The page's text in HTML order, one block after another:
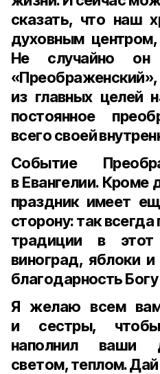
сказать, что наш
духовным
Не случайно он
из главных целей
постоянное
всего своей
Событие
в Евангелии. Кроме
праздник имеет
сторону: так
традиции в
виноград, яблоки
благодарность
Я желаю всем
и сестры,
наполнил ваши
светом, теплом.